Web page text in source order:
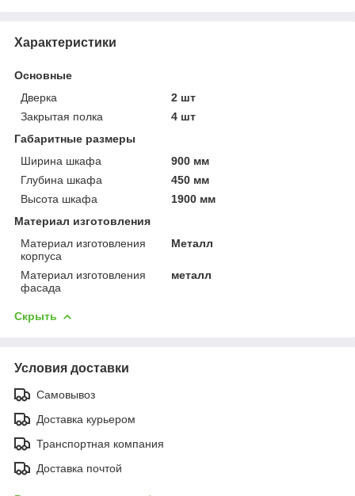
Характеристики
Основные
Дверка
2 шт
Закрытая полка
4 шт
Габаритные размеры
Ширина шкафа
900 мм
Глубина шкафа
450 мм
Высота шкафа
1900 мм
Материал изготовления
Материал изготовления
корпуса
Металл
Материал изготовления
фасада
металл
Скрыть
Условия доставки
Самовывоз
Доставка курьером
Транспортная компания
Доставка почтой